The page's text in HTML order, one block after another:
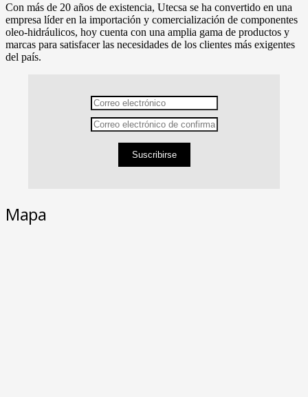
Con más de 20 años de existencia, Utecsa se ha convertido en una
empresa líder en la importación y comercialización de componentes
oleo-hidráulicos, hoy cuenta con una amplia gama de productos y
marcas para satisfacer las necesidades de los clientes más exigentes
del país.
Suscribirse
Mapa